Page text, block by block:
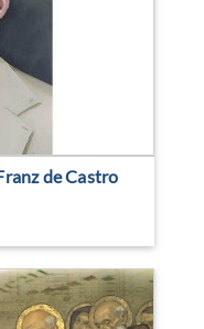
de Castro